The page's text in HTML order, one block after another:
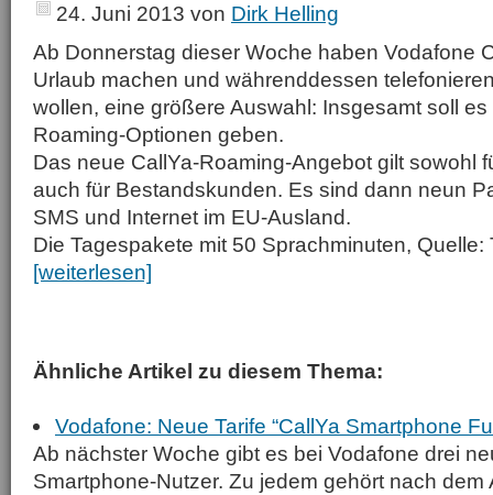
24. Juni 2013 von Dirk Helling
Ab Donnerstag dieser Woche haben Vodafone
Urlaub machen und währenddessen
wollen, eine größere Auswahl: Insgesamt soll
Roaming-Optionen geben.
Das neue CallYa-Roaming-Angebot gilt sowohl
auch für Bestandskunden. Es sind dann neun
SMS und Internet im EU-Ausland.
Die Tagespakete mit 50 Sprachminuten,
[weiterlesen]
Ähnliche Artikel zu diesem Thema:
Vodafone: Neue Tarife “CallYa Smartphone
Ab nächster Woche gibt es bei Vodafone drei
Smartphone-Nutzer. Zu jedem gehört nach dem